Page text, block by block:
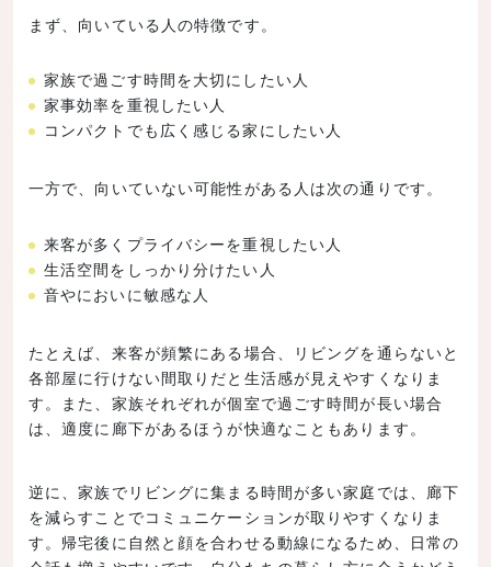
まず、向いている人の特徴です。
家族で過ごす時間を大切にしたい人
家事効率を重視したい人
コンパクトでも広く感じる家にしたい人
一方で、向いていない可能性がある人は次の通りです。
来客が多くプライバシーを重視したい人
生活空間をしっかり分けたい人
音やにおいに敏感な人
たとえば、来客が頻繁にある場合、リビングを通らないと
各部屋に行けない間取りだと生活感が見えやすくなりま
す。また、家族それぞれが個室で過ごす時間が長い場合
は、適度に廊下があるほうが快適なこともあります。
逆に、家族でリビングに集まる時間が多い家庭では、廊下
を減らすことでコミュニケーションが取りやすくなりま
す。帰宅後に自然と顔を合わせる動線になるため、日常の